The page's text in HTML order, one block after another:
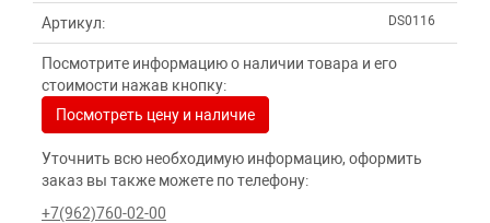
Артикул: DS0116
Посмотрите информацию о наличии товара и его
стоимости нажав кнопку:
Посмотреть цену и наличие
Уточнить всю необходимую информацию, оформить
заказ вы также можете по телефону:
+7(962)760-02-00